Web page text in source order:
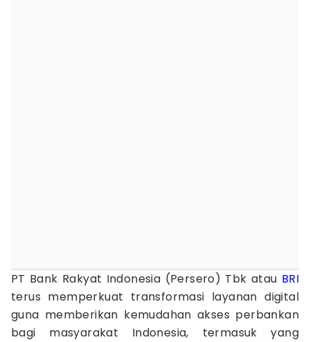
PT Bank Rakyat Indonesia (Persero) Tbk atau BRI
terus memperkuat transformasi layanan digital
guna memberikan kemudahan akses perbankan
bagi masyarakat Indonesia, termasuk yang